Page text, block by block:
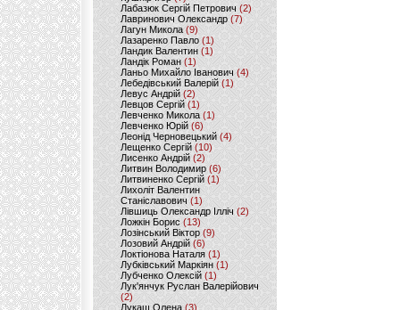
Лабазюк Сергій Петрович (2)
Лавринович Олександр(7)
Лагун Микола(9)
Лазаренко Павло (1)
Ландик Валентин (1)
Ландік Роман (1)
Ланьо Михайло Іванович(4)
Лебедівський Валерій(1)
Левус Андрій(2)
Левцов Сергій (1)
Левченко Микола (1)
Левченко Юрій (6)
Леонід Черновецький (4)
Лещенко Сергій (10)
Лисенко Андрій (2)
Литвин Володимир (6)
Литвиненко Сергій (1)
Лихоліт Валентин
Станіславович (1)
Лівшиць Олександр Ілліч (2)
Ложкін Борис(13)
Лозінський Віктор(9)
Лозовий Андрій (6)
Локтіонова Наталя (1)
Лубківський Маркіян(1)
Лубченко Олексій (1)
Лук'янчук Руслан Валерійович
(2)
Лукаш Олена (3)